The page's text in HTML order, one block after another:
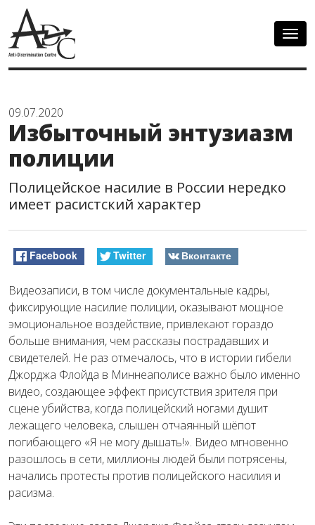
09.07.2020
Избыточный энтузиазм
полиции
Полицейское насилие в России нередко
имеет расистский характер
Facebook Twitter Вконтакте
Видеозаписи, в том числе документальные кадры,
фиксирующие насилие полиции, оказывают мощное
эмоциональное воздействие, привлекают гораздо
больше внимания, чем рассказы пострадавших и
свидетелей. Не раз отмечалось, что в истории гибели
Джорджа Флойда в Миннеаполисе важно было именно
видео, создающее эффект присутствия зрителя при
сцене убийства, когда полицейский ногами душит
лежащего человека, слышен отчаянный шёпот
погибающего «Я не могу дышать!». Видео мгновенно
разошлось в сети, миллионы людей были потрясены,
начались протесты против полицейского насилия и
расизма.